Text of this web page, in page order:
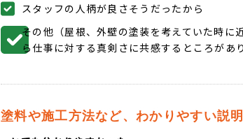
スタッフの人柄が良さそうだったから
その他（屋根、外壁の塗装を考えていた時
ら仕事に対する真剣さに共感するところがあ
塗料や施工方法など、わかりやすい説